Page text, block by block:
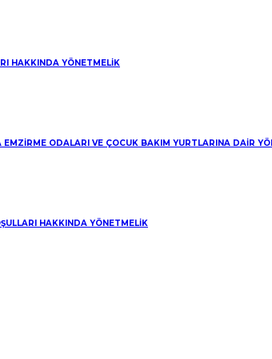
HAKKINDA YÖNETMELİK
ODALARI VE ÇOCUK BAKIM YURTLARINA DAİR
HAKKINDA YÖNETMELİK